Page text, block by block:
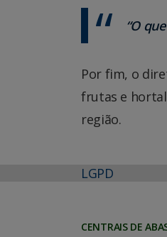
“O
Por fim, o
frutas e
região.
LGPD
CENTRAIS DE